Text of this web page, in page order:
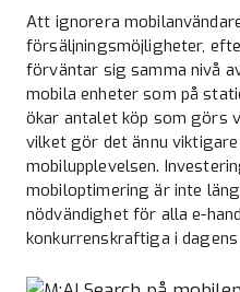
Att ignorera
försäljningsmöjligheter,
förväntar sig samma nivå
mobila enheter som på
ökar antalet köp som görs
vilket gör det ännu
mobilupplevelsen.
mobiloptimering är inte
nödvändighet för alla e-
konkurrenskraftiga i